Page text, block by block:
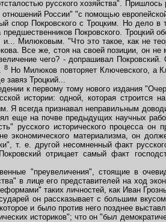
русского хозяйства".
отношений России" "с помощью
спор Покровского с Троцким. Но дело в
предшественников Покровского. Троцкий
Милюковым. "Что это такое, как не
Все же, стоя на своей позиции, он не
чего? - допрашивал
8Но Милюков повторяет Ключевского, а
Троцкий...
к первому тому нового издания
истории: одной, которая строится
Я всегда признавал неправильным
еще на почве предыдущих научных
русского исторического процесса он
экономического материализма, он
т. е. другой несомненный факт
отрицает самый факт
"преувеличения", стоящие в
в лице его представителей на ход
таких личностей, как Иван
он рассказывает с большим
и было против него позднее
историков"; что он "был